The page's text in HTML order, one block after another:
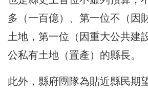
多（一百億）、第一位不（因
土地，第一位（因重大公共建
公私有土地（置產）的縣長。
此外，縣府團隊為貼近縣民期